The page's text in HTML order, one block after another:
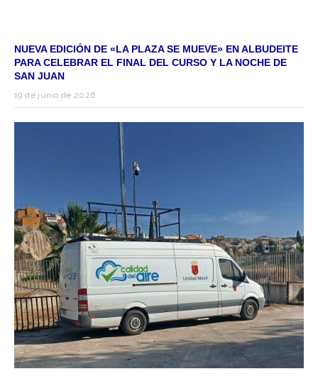
NUEVA EDICIÓN DE «LA PLAZA SE MUEVE» EN ALBUDEITE
PARA CELEBRAR EL FINAL DEL CURSO Y LA NOCHE DE
SAN JUAN
19 de junio de 2026